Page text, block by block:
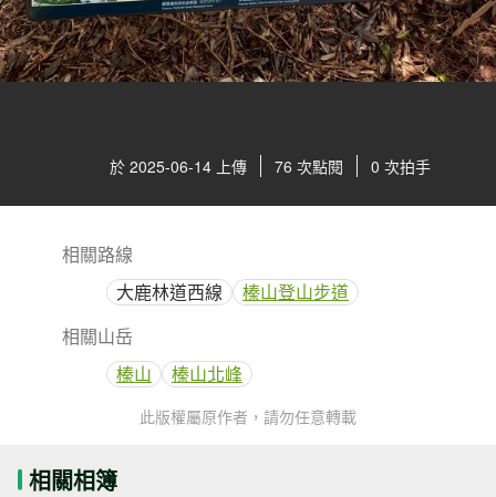
於 2025-06-14 上傳 76 次點閱 0 次拍手
相關路線
大鹿林道西線
榛山登山步道
相關山岳
榛山
榛山北峰
此版權屬原作者，請勿任意轉載
相關相簿